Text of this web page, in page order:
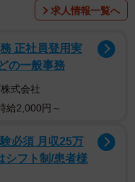
求人情報一覧へ
正社員登用実
の一般事務
式会社
給2,000円～
必須 月収25万
シフト制/患者様